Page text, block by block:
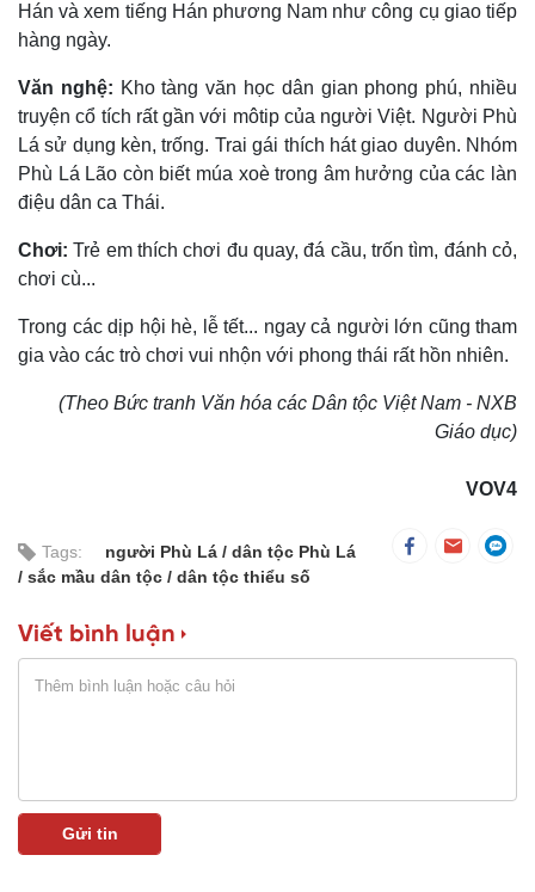
Hán và xem tiếng Hán phương Nam như công cụ giao tiếp
hàng ngày.
Văn nghệ: Kho tàng văn học dân gian phong phú, nhiều
truyện cổ tích rất gần với môtip của người Việt. Người Phù
Lá sử dụng kèn, trống. Trai gái thích hát giao duyên. Nhóm
Phù Lá Lão còn biết múa xoè trong âm hưởng của các làn
điệu dân ca Thái.
Chơi:Trẻ em thích chơi đu quay, đá cầu, trốn tìm, đánh cỏ,
chơi cù...
Trong các dịp hội hè, lễ tết... ngay cả người lớn cũng tham
gia vào các trò chơi vui nhộn với phong thái rất hồn nhiên.
(Theo Bức tranh Văn hóa các Dân tộc Việt Nam - NXB
Giáo dục)
VOV4
Tags: người Phù Lá
dân tộc Phù Lá
sắc mầu dân tộc
dân tộc thiểu số
Viết bình luận